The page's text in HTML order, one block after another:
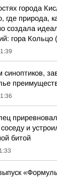
города
где природа,
создала
гора Кольцо
и
битой